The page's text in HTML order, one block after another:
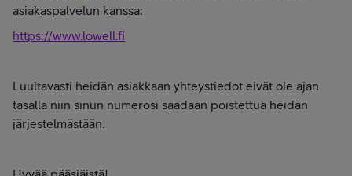
asiakaspalvelun kanssa:
https://www.lowell.fi
Luultavasti heidän asiakkaan yhteystiedot eivät ole ajan
tasalla niin sinun numerosi saadaan poistettua heidän
järjestelmästään.